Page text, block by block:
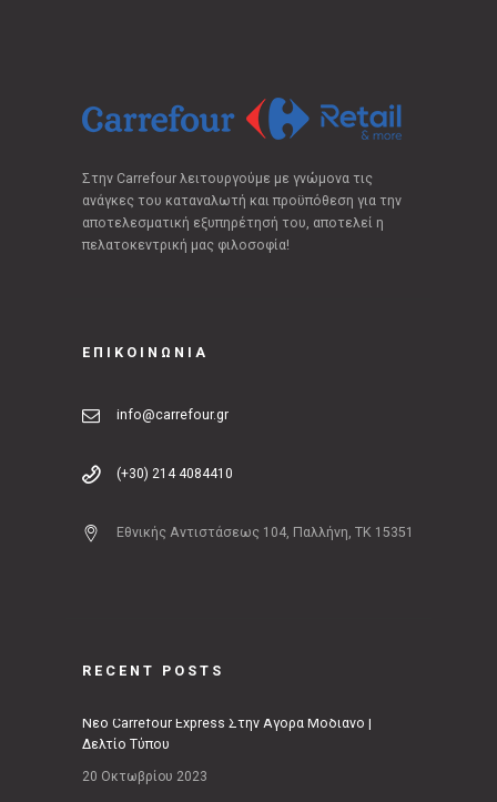
Στην Carrefour λειτουργούμε με γνώμονα τις
ανάγκες του καταναλωτή και προϋπόθεση για την
αποτελεσματική εξυπηρέτησή του, αποτελεί η
πελατοκεντρική μας φιλοσοφία!
ΕΠΙΚΟΙΝΩΝΙΑ
info@carrefour.gr
(+30) 214 4084410
Εθνικής Αντιστάσεως 104, Παλλήνη, ΤΚ 15351
RECENT POSTS
Νέο Carrefour Express Στην Αγορά Μοδιάνο |
Δελτίο Τύπου
20 Οκτωβρίου 2023